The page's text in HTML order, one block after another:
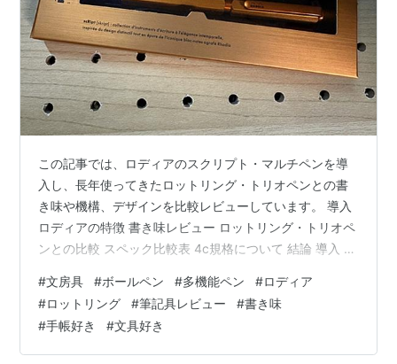
この記事では、ロディアのスクリプト・マルチペンを導
入し、長年使ってきたロットリング・トリオペンとの書
き味や機構、デザインを比較レビューしています。 導入
ロディアの特徴 書き味レビュー ロットリング・トリオペ
ンとの比較 スペック比較表 4c規格について 結論 導入 長
重量感に満足していたものの、メッキの擦れなどのヤレ
が目立つようになってきた。手帳に記録する際には黒と
赤の2色以上が必須であり、さらにデザイン性も重要。そ
こで新たに選んだのが、ロディアのスクリプト・マルチ
#文房具 #ボールペン #多機能ペン #ロディア
#ロットリング #筆記具レビュー #書き味
#手帳好き #文具好き